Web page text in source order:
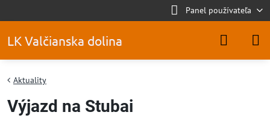
Panel používateľa
LK Valčianska dolina
Aktuality
Výjazd na Stubai